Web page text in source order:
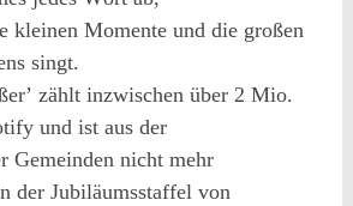
kleinen Momente und die großen
singt.
zählt inzwischen über 2 Mio.
und ist aus der
Gemeinden nicht mehr
der Jubiläumsstaffel von